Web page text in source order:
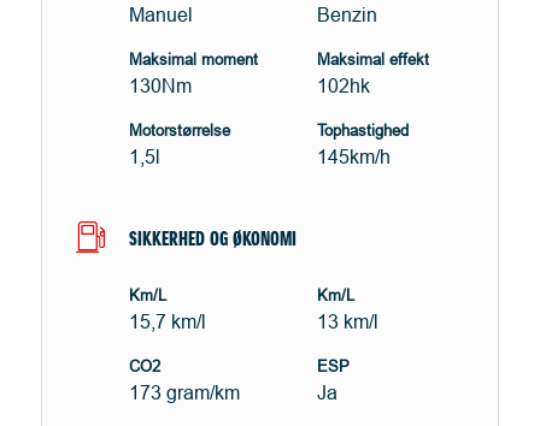
Manuel Benzin
Maksimal moment
130Nm
Maksimal effekt
102hk
Motorstørrelse
1,5l
Tophastighed
145km/h
SIKKERHED OG ØKONOMI
Km/L
15,7 km/l
Km/L
13 km/l
CO2
173 gram/km
ESP
Ja